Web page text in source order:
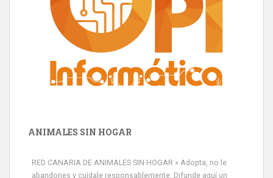
ANIMALES SIN HOGAR
RED CANARIA DE ANIMALES SIN HOGAR » Adopta, no le
abandones y cuídale responsablemente. Difunde aquí un